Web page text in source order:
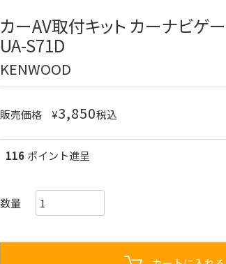
カーAV取付キット カーナビゲー
UA-S71D
KENWOOD
販売価格 ¥3,850税込
116 ポイント進呈